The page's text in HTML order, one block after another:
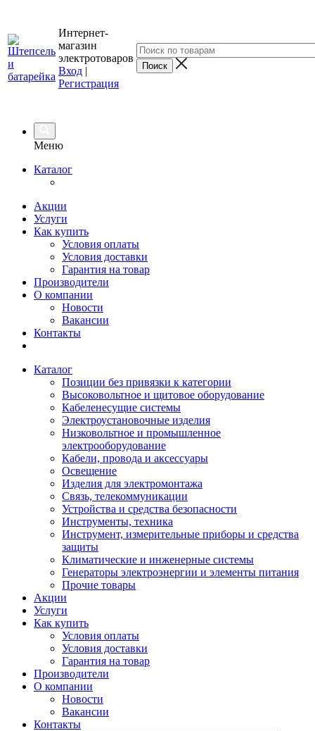
Интернет-
магазин
электротоваров
Вход |
Регистрация
Меню
Каталог
Акции
Услуги
Как купить
Условия оплаты
Условия доставки
Гарантия на товар
Производители
О компании
Новости
Вакансии
Контакты
Каталог
Позиции без привязки к категории
Высоковольтное и щитовое оборудование
Кабеленесущие системы
Электроустановочные изделия
Низковольтное и промышленное
электрооборудование
Кабели, провода и аксессуары
Освещение
Изделия для электромонтажа
Связь, телекоммуникации
Устройства и средства безопасности
Инструменты, техника
Инструмент, измерительные приборы и средства
защиты
Климатические и инженерные системы
Генераторы электроэнергии и элементы питания
Прочие товары
Акции
Услуги
Как купить
Условия оплаты
Условия доставки
Гарантия на товар
Производители
О компании
Новости
Вакансии
Контакты